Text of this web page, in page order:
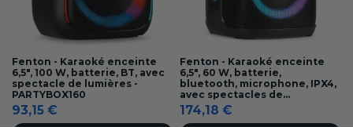
Fenton - Karaoké enceinte
6,5", 100 W, batterie, BT, avec
spectacle de lumières -
PARTYBOX160
93,15 €
Fenton - Karaoké enceinte
6,5", 60 W, batterie,
bluetooth, microphone, IPX4,
avec spectacles de...
174,18 €